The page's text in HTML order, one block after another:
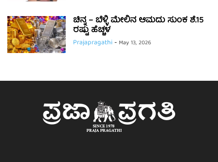
ಚಿನ್ನ – ಬೆಳ್ಳಿ ಮೇಲಿನ ಆಮದು ಸುಂಕ ಶೆ.15
ರಷ್ಟು ಹೆಚ್ಚಳ
Prajapragathi- May 13, 2026